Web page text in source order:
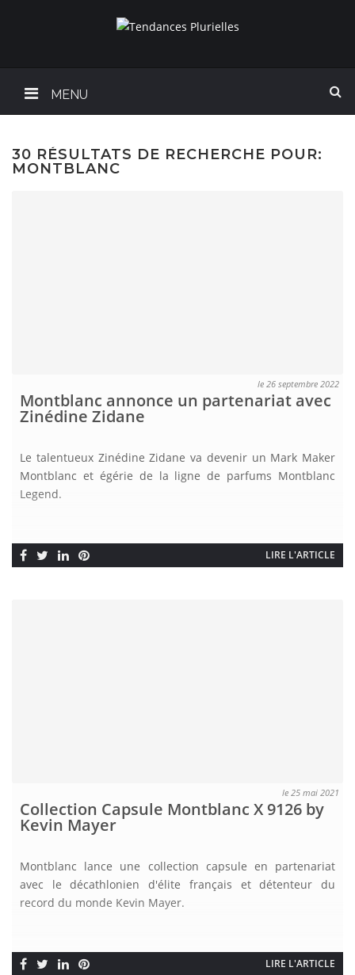
MENU
30 RÉSULTATS DE RECHERCHE POUR:
MONTBLANC
le 26 septembre 2022
Montblanc annonce un partenariat avec
Zinédine Zidane
Le talentueux Zinédine Zidane va devenir un Mark Maker
Montblanc et égérie de la ligne de parfums Montblanc
Legend.
LIRE L'ARTICLE
le 25 mai 2021
Collection Capsule Montblanc X 9126 by
Kevin Mayer
Montblanc lance une collection capsule en partenariat
avec le décathlonien d'élite français et détenteur du
record du monde Kevin Mayer.
LIRE L'ARTICLE